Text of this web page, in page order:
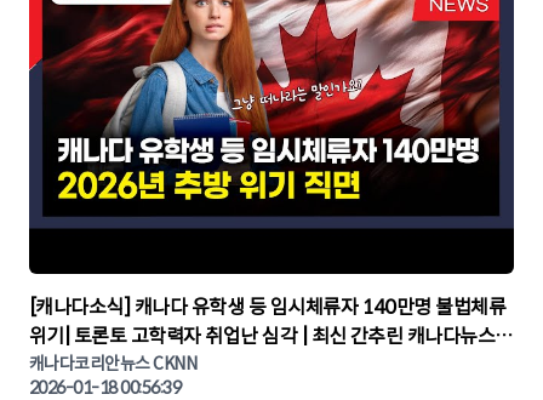
▶
[캐나다소식] 캐나다 유학생 등 임시체류자 140만명 불법체류
위기| 토론토 고학력자 취업난 심각 | 최신 간추린 캐나다뉴스 |
CKNNEWS, 캐나다코리안뉴스
캐나다코리안뉴스 CKNN
2026-01-18 00:56:39